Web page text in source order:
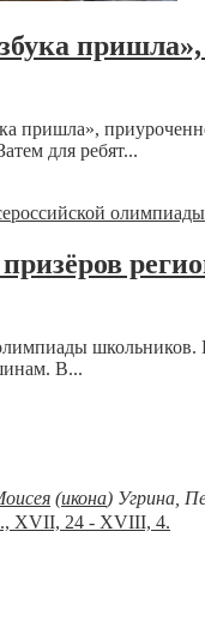
пришла»,
для ребят...
В...
(икона) Угрина,
XVII, 24 - XVIII, 4.